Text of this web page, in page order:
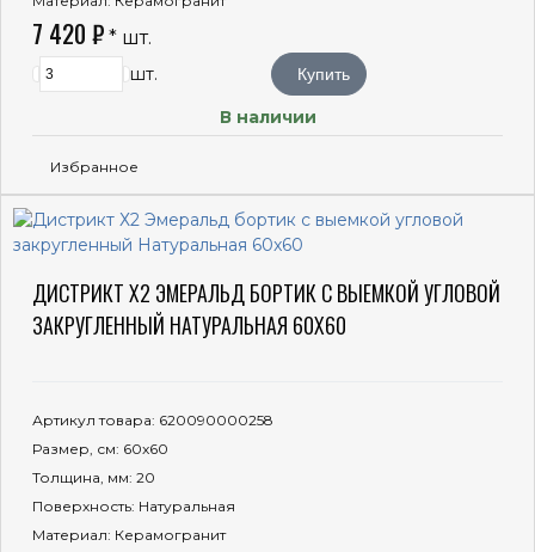
7 420 ₽ * шт.
шт. Купить
В наличии
Избранное
ДИСТРИКТ Х2 ЭМЕРАЛЬД БОРТИК С ВЫЕМКОЙ УГЛОВОЙ
ЗАКРУГЛЕННЫЙ НАТУРАЛЬНАЯ 60X60
Артикул товара: 620090000258
Размер, см: 60x60
Толщина, мм: 20
Поверхность: Натуральная
Материал: Керамогранит